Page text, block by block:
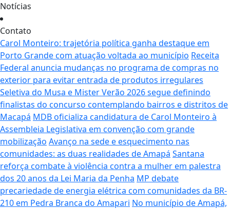
Notícias
Contato
Carol Monteiro: trajetória política ganha destaque em
Porto Grande com atuação voltada ao município Receita
Federal anuncia mudanças no programa de compras no
exterior para evitar entrada de produtos irregulares
Seletiva do Musa e Mister Verão 2026 segue definindo
finalistas do concurso contemplando bairros e distritos de
Macapá MDB oficializa candidatura de Carol Monteiro à
Assembleia Legislativa em convenção com grande
mobilização Avanço na sede e esquecimento nas
comunidades: as duas realidades de Amapá Santana
reforça combate à violência contra a mulher em palestra
dos 20 anos da Lei Maria da Penha MP debate
precariedade de energia elétrica com comunidades da BR-
210 em Pedra Branca do Amapari No município de Amapá,